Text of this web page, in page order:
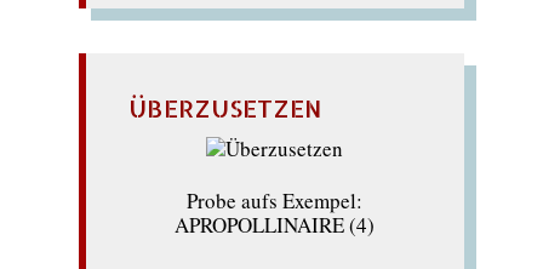
ÜBERZUSETZEN
Probe aufs Exempel:
APROPOLLINAIRE (4)